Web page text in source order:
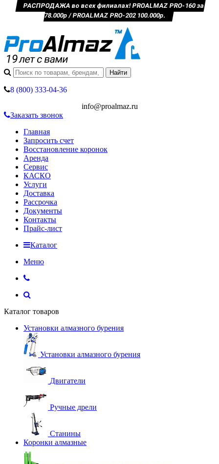
РАСПРОДАЖА во всех филиалах! PROALMAZ PRO-160 за
78.000р / PROALMAZ PRO-202 100.000р.
8 (800) 333-04-36
info@proalmaz.ru
Заказать звонок
Главная
Запросить счет
Восстановление коронок
Аренда
Сервис
КАСКО
Услуги
Доставка
Рассрочка
Документы
Контакты
Прайс-лист
Каталог
Меню
Каталог товаров
Установки алмазного бурения
Установки алмазного бурения
Двигатели
Ручные дрели
Станины
Коронки алмазные